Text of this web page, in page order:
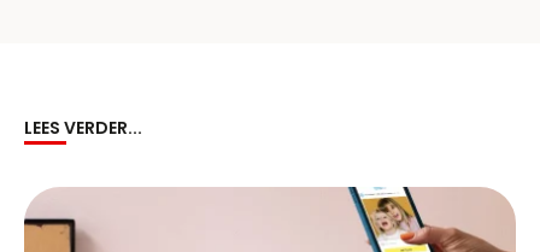
LEES VERDER...